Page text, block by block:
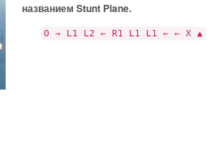
названием Stunt Plane.
O → L1 L2 ← R1 L1 L1 ← ← X ▲